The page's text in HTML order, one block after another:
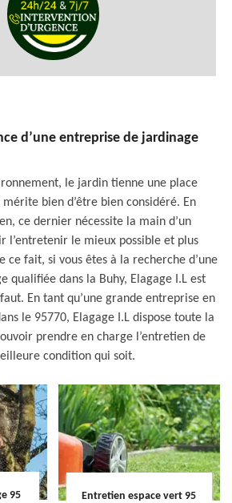
d’une entreprise de jardinage
le jardin tienne une place
bien d’être bien considéré. En
ce dernier nécessite la main d’un
l’entretenir le mieux possible et plus
ce fait, si vous êtes à la recherche d’une
qualifiée dans la Buhy, Elagage I.L est
faut. En tant qu’une grande entreprise en
le 95770, Elagage I.L dispose toute la
prendre en charge l’entretien de
condition qui soit.
95 Entretien espace vert 95